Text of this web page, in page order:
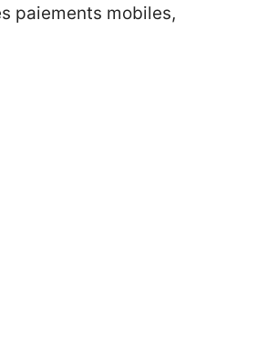
paiements mobiles,